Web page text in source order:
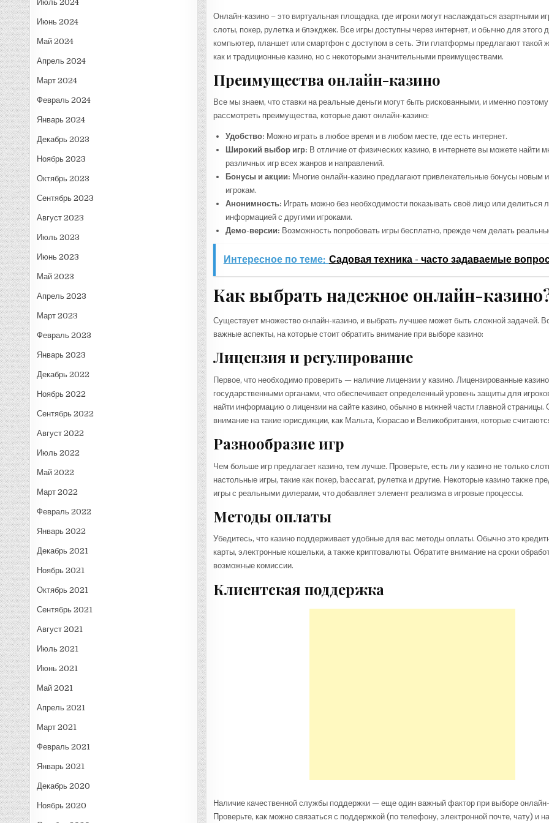
Июль 2024
Июнь 2024
Май 2024
Апрель 2024
Март 2024
Февраль 2024
Январь 2024
Декабрь 2023
Ноябрь 2023
Октябрь 2023
Сентябрь 2023
Август 2023
Июль 2023
Июнь 2023
Май 2023
Апрель 2023
Март 2023
Февраль 2023
Январь 2023
Декабрь 2022
Ноябрь 2022
Сентябрь 2022
Август 2022
Июль 2022
Май 2022
Март 2022
Февраль 2022
Январь 2022
Декабрь 2021
Ноябрь 2021
Октябрь 2021
Сентябрь 2021
Август 2021
Июль 2021
Июнь 2021
Май 2021
Апрель 2021
Март 2021
Февраль 2021
Январь 2021
Декабрь 2020
Ноябрь 2020
Онлайн-казино – это виртуальная площадка, где игроки могут наслаждаться азартными
слоты, покер, рулетка и блэкджек. Все игры доступны через интернет, и обычно для этого
компьютер, планшет или смартфон с доступом в сеть. Эти платформы предлагают такой
как и традиционные казино, но с некоторыми значительными преимуществами.
Преимущества онлайн-казино
Все мы знаем, что ставки на реальные деньги могут быть рискованными, и именно поэтому
рассмотреть преимущества, которые дают онлайн-казино:
Удобство: Можно играть в любое время и в любом месте, где есть интернет.
Широкий выбор игр: В отличие от физических казино, в интернете вы можете найти
различных игр всех жанров и направлений.
Бонусы и акции: Многие онлайн-казино предлагают привлекательные бонусы новым
игрокам.
Анонимность: Играть можно без необходимости показывать своё лицо или делиться
информацией с другими игроками.
Демо-версии: Возможность попробовать игры бесплатно, прежде чем делать
Интересное по теме: Садовая техника - часто задаваемые
Как выбрать надежное онлайн-
Существует множество онлайн-казино, и выбрать лучшее может быть сложной задачей.
важные аспекты, на которые стоит обратить внимание при выборе казино:
Лицензия и регулирование
Первое, что необходимо проверить — наличие лицензии у казино. Лицензированные
государственными органами, что обеспечивает определенный уровень защиты для
найти информацию о лицензии на сайте казино, обычно в нижней части главной страницы.
внимание на такие юрисдикции, как Мальта, Кюрасао и Великобритания, которые
Разнообразие игр
Чем больше игр предлагает казино, тем лучше. Проверьте, есть ли у казино не только
настольные игры, такие как покер, baccarat, рулетка и другие. Некоторые казино также
игры с реальными дилерами, что добавляет элемент реализма в игровые процессы.
Методы оплаты
Убедитесь, что казино поддерживает удобные для вас методы оплаты. Обычно это
карты, электронные кошельки, а также криптовалюты. Обратите внимание на сроки
возможные комиссии.
Клиентская поддержка
Наличие качественной службы поддержки — еще один важный фактор при выборе онлайн-
Проверьте, как можно связаться с поддержкой (по телефону, электронной почте, чату) и